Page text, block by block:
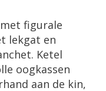
figurale
lekgat en
Ketel
oogkassen
aan de kin,